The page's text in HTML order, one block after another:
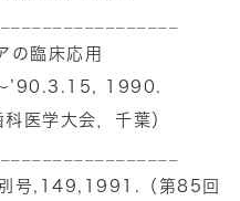
の臨床応用
’90.3.15, 1990.
医学大会，千葉）
号,149,1991.（第85回